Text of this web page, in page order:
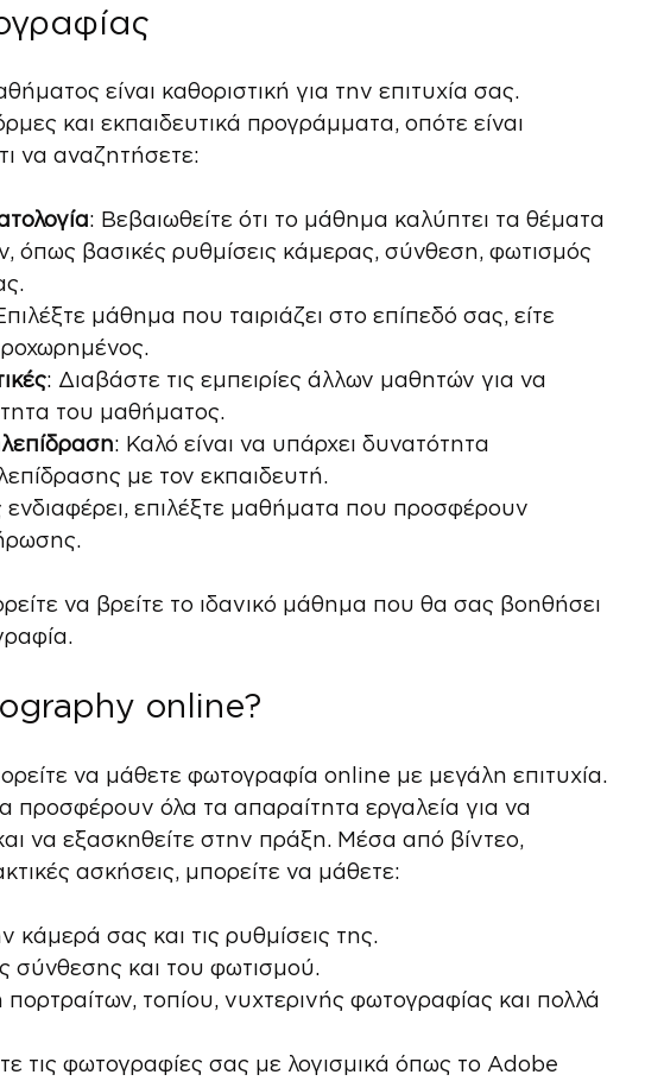
είναι καθοριστική για την επιτυχία σας.
και εκπαιδευτικά προγράμματα, οπότε είναι
να αναζητήσετε:
: Βεβαιωθείτε ότι το μάθημα καλύπτει τα θέματα
όπως βασικές ρυθμίσεις κάμερας, σύνθεση, φωτισμός
μάθημα που ταιριάζει στο επίπεδό σας, είτε
: Διαβάστε τις εμπειρίες άλλων μαθητών για να
του μαθήματος.
: Καλό είναι να υπάρχει δυνατότητα
με τον εκπαιδευτή.
επιλέξτε μαθήματα που προσφέρουν
να βρείτε το ιδανικό μάθημα που θα σας βοηθήσει
online?
να μάθετε φωτογραφία online με μεγάλη επιτυχία.
προσφέρουν όλα τα απαραίτητα εργαλεία για να
να εξασκηθείτε στην πράξη. Μέσα από βίντεο,
ασκήσεις, μπορείτε να μάθετε:
κάμερά σας και τις ρυθμίσεις της.
σύνθεσης και του φωτισμού.
πορτραίτων, τοπίου, νυχτερινής φωτογραφίας και πολλά
τις φωτογραφίες σας με λογισμικά όπως το Adobe